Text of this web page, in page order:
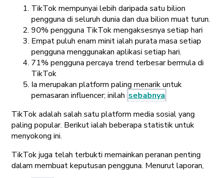
TikTok mempunyai lebih daripada satu bilion
pengguna di seluruh dunia dan dua bilion muat turun.
90% pengguna TikTok mengaksesnya setiap hari
Empat puluh enam minit ialah purata masa setiap
pengguna menggunakan aplikasi setiap hari.
71% pengguna percaya trend terbesar bermula di
TikTok
Ia merupakan platform paling menarik untuk
pemasaran influencer; inilah sebabnya
TikTok adalah salah satu platform media sosial yang
paling popular. Berikut ialah beberapa statistik untuk
menyokong ini.
TikTok juga telah terbukti memainkan peranan penting
dalam membuat keputusan pengguna. Menurut laporan,